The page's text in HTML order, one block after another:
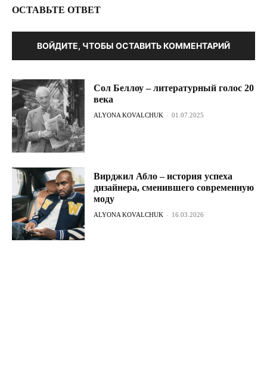
ОСТАВЬТЕ ОТВЕТ
ВОЙДИТЕ, ЧТОБЫ ОСТАВИТЬ КОММЕНТАРИЙ
Сол Беллоу – литературный голос 20
века
ALYONA KOVALCHUK - 01.07.2025
Вирджил Абло – история успеха
дизайнера, сменившего современную
моду
ALYONA KOVALCHUK - 16.03.2026